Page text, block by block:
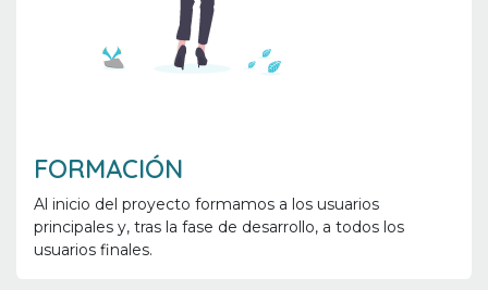
FORMACIÓN
Al inicio del proyecto formamos a los usuarios
principales y, tras la fase de desarrollo, a todos los
usuarios finales.